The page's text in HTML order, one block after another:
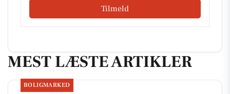
Tilmeld
MEST LÆSTE ARTIKLER
BOLIGMARKED